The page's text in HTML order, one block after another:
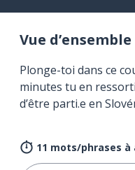
Vue
Plonge-toi dans ce
minutes tu en
d’être parti.e en
11 mots/phrases à